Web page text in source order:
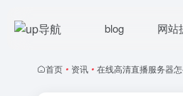
blog 网站
首页 • 资讯 • 在线高清直播服务器